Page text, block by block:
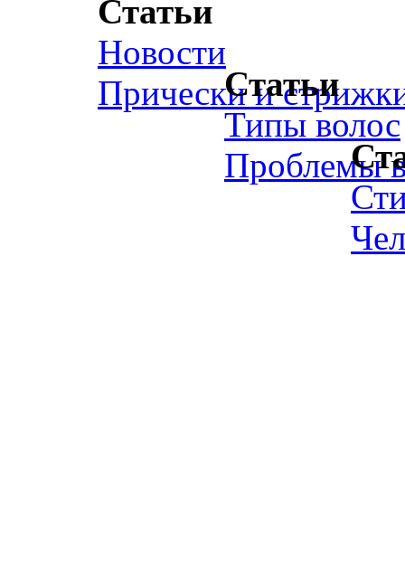
Статьи
Новости
Прически иСтатьи
Типы волос
Проблемы